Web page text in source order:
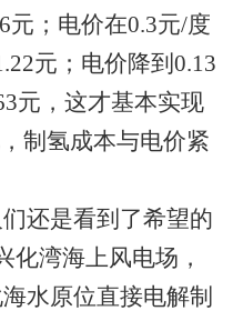
元；电价在0.3元/度
元；电价降到0.13
元，这才基本实现
制氢成本与电价紧
还是看到了希望的
化湾海上风电场，
水原位直接电解制